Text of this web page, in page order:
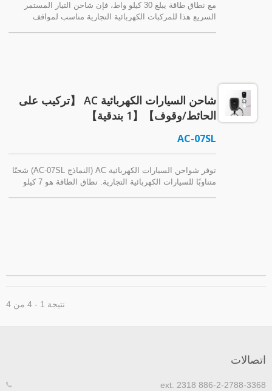
مع نطاق طاقة يبلغ 30 كيلو واط، فإن شاحن التيار المستمر
السريع هذا للمركبات الكهربائية التجارية مناسب لمواقف
شاحن السيارات الكهربائية AC 【تركيب على
الحائط/وقوف】【1 بندقية】
AC-07SL
توفر شواحن السيارات الكهربائية AC (النماذج AC-07SL) شحنًا
متناوبًا للسيارات الكهربائية التجارية. نطاق الطاقة هو 7 كيلو
نتيجة 1 - 4 من 4
886-2-2788-3368 ext.